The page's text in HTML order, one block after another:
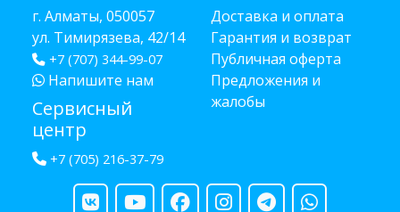
г. Алматы, 050057
ул. Тимирязева, 42/14
+7 (707) 344-99-07
Напишите нам
Сервисный
центр
+7 (705) 216-37-79
Доставка и оплата
Гарантия и возврат
Публичная оферта
Предложения и
жалобы